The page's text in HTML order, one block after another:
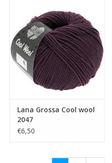
Lana Grossa Cool wool
2047
€6,50